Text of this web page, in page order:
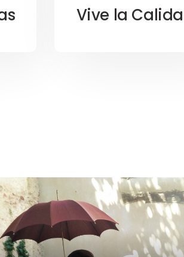
Vive la